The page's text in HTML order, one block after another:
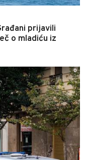
prijavili
o mladiću iz
0